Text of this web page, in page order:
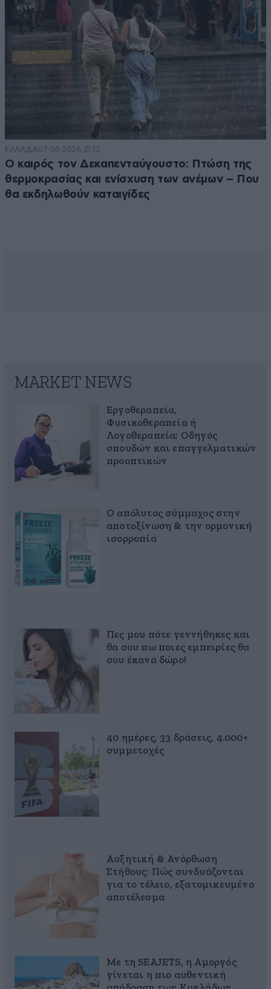
ΕΛΛΑΔΑ07·08·2026 21:13
Ο καιρός τον Δεκαπενταύγουστο: Πτώση της
θερμοκρασίας και ενίσχυση των ανέμων – Που
θα εκδηλωθούν καταιγίδες
MARKET NEWS
Εργοθεραπεία,
Φυσικοθεραπεία ή
Λογοθεραπεία; Οδηγός
σπουδών και επαγγελματικών
προοπτικών
Ο απόλυτος σύμμαχος στην
αποτοξίνωση & την ορμονική
ισορροπία
Πες μου πότε γεννήθηκες και
θα σου πω ποιες εμπειρίες θα
σου έκανα δώρο!
40 ημέρες, 33 δράσεις, 4.000+
συμμετοχές
Αυξητική & Ανόρθωση
Στήθους: Πώς συνδυάζονται
για το τέλειο, εξατομικευμένο
αποτέλεσμα
Με τη SEAJETS, η Αμοργός
γίνεται η πιο αυθεντική